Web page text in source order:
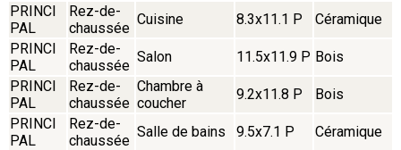
PRINCI
PAL
Rez-de-
chaussée
Cuisine 8.3x11.1 P
Céramique
PRINCI
PAL
Rez-de-
chaussée
Salon 11.5x11.9 P Bois
PRINCI
PAL
Rez-de-
chaussée
Chambre à
coucher
9.2x11.8 P
Bois
PRINCI
PAL
Rez-de-
chaussée
Salle de bains 9.5x7.1 P Céramique